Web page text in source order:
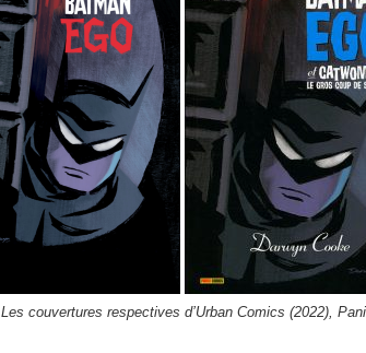
Les couvertures respectives d’Urban Comics (2022),